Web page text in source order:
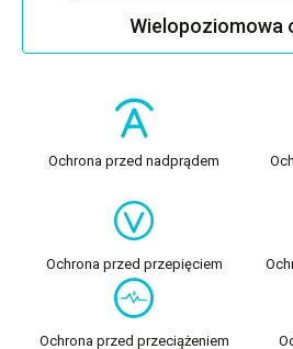
Wielopoziomowa
Ochrona przed nadprądem
Ochrona przed przepięciem
Ochrona przed przeciążeniem